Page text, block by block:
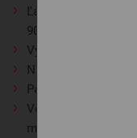
Ľahký a vzdušný
90 cm
Vyrobený z
Na
Paplón je na dotyk
Vďaka lyocellovým
mikroklímu v